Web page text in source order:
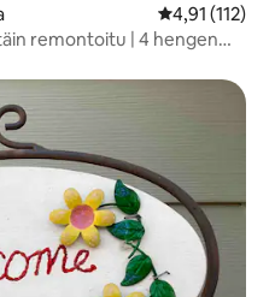
4,91 (112)
remontoitu | 4 hengen